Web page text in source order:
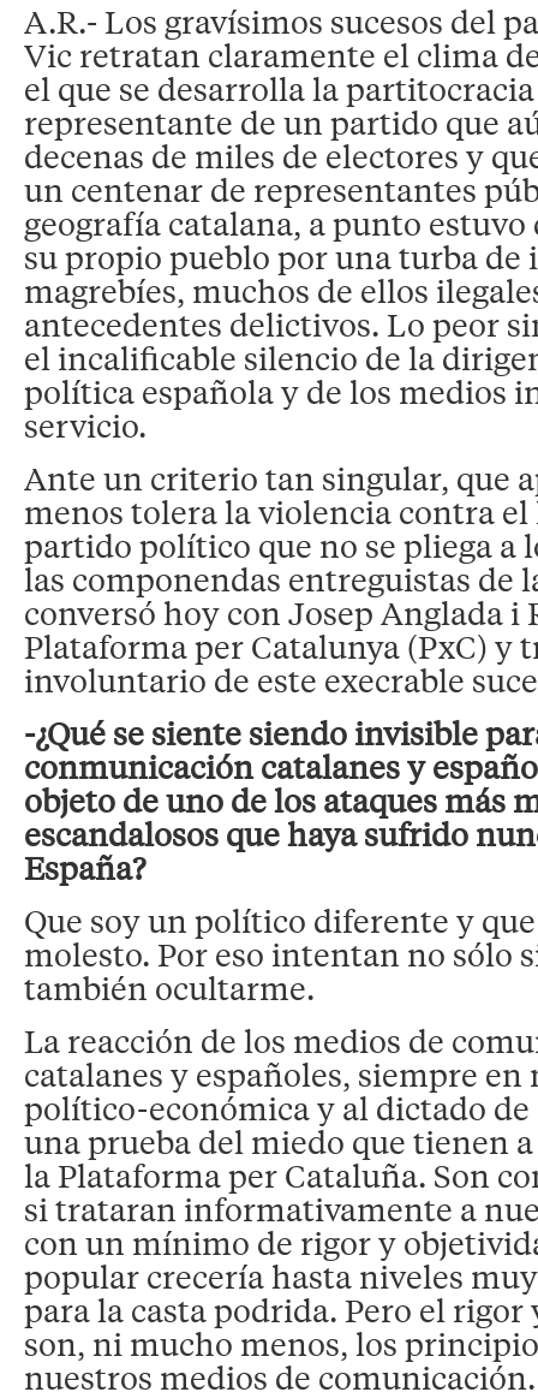
A.R.- Los gravísimos sucesos del
Vic retratan claramente el clima
el que se desarrolla la
representante de un partido que
decenas de miles de electores y
un centenar de representantes
geografía catalana, a punto
su propio pueblo por una turba de
magrebíes, muchos de ellos
antecedentes delictivos. Lo peor
el incalificable silencio de la
política española y de los medios
servicio.
Ante un criterio tan singular, que
menos tolera la violencia contra
partido político que no se pliega a
las componendas entreguistas de
conversó hoy con Josep Anglada i
Plataforma per Catalunya (PxC) y
involuntario de este execrable
-¿Qué se siente siendo invisible
conmunicación catalanes y
objeto de uno de los ataques más
escandalosos que haya sufrido
España?
Que soy un político diferente y
molesto. Por eso intentan no sólo
también ocultarme.
La reacción de los medios de
catalanes y españoles, siempre en
político-económica y al dictado de
una prueba del miedo que tienen
la Plataforma per Cataluña. Son
si trataran informativamente a
con un mínimo de rigor y
popular crecería hasta niveles
para la casta podrida. Pero el
son, ni mucho menos, los
nuestros medios de comunicación.